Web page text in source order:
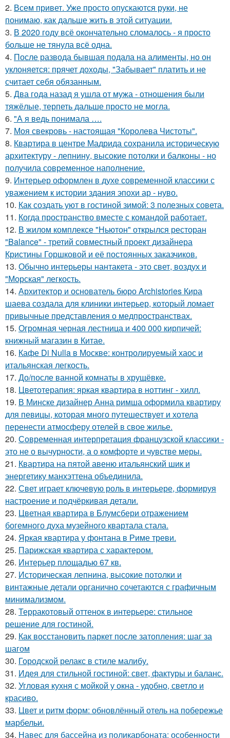
2. Всем привет. Уже просто опускаются руки, не
понимаю, как дальше жить в этой ситуации.
3. В 2020 году всё окончательно сломалось - я просто
больше не тянула всё одна.
4. После развода бывшая подала на алименты, но он
уклоняется: прячет доходы, "Забывает" платить и не
считает себя обязанным.
5. Два года назад я ушла от мужа - отношения были
тяжёлые, терпеть дальше просто не могла.
6. "А я ведь понимала ….
7. Моя свекровь - настоящая "Королева Чистоты".
8. Квартира в центре Мадрида сохранила историческую
архитектуру - лепнину, высокие потолки и балконы - но
получила современное наполнение.
9. Интерьер оформлен в духе современной классики с
уважением к истории здания эпохи ар - нуво.
10. Как создать уют в гостиной зимой: 3 полезных совета.
11. Когда пространство вместе с командой работает.
12. В жилом комплексе "Ньютон" открылся ресторан
"Balance" - третий совместный проект дизайнера
Кристины Горшковой и её постоянных заказчиков.
13. Обычно интерьеры нантакета - это свет, воздух и
"Морская" легкость.
14. Архитектор и основатель бюро Archistories Кира
шаева создала для клиники интерьер, который ломает
привычные представления о медпространствах.
15. Огромная черная лестница и 400 000 кирпичей:
книжный магазин в Китае.
16. Кафе Di Nulla в Москве: контролируемый хаос и
итальянская легкость.
17. До/после ванной комнаты в хрущёвке.
18. Цветотерапия: яркая квартира в ноттинг - хилл.
19. В Минске дизайнер Анна римша оформила квартиру
для певицы, которая много путешествует и хотела
перенести атмосферу отелей в свое жилье.
20. Современная интерпретация французской классики -
это не о вычурности, а о комфорте и чувстве меры.
21. Квартира на пятой авеню итальянский шик и
энергетику манхэттена объединила.
22. Свет играет ключевую роль в интерьере, формируя
настроение и подчёркивая детали.
23. Цветная квартира в Блумсбери отражением
богемного духа музейного квартала стала.
24. Яркая квартира у фонтана в Риме треви.
25. Парижская квартира с характером.
26. Интерьер площадью 67 кв.
27. Историческая лепнина, высокие потолки и
винтажные детали органично сочетаются с графичным
минимализмом.
28. Терракотовый оттенок в интерьере: стильное
решение для гостиной.
29. Как восстановить паркет после затопления: шаг за
шагом
30. Городской релакс в стиле малибу.
31. Идея для стильной гостиной: свет, фактуры и баланс.
32. Угловая кухня с мойкой у окна - удобно, светло и
красиво.
33. Цвет и ритм форм: обновлённый отель на побережье
марбельи.
34. Навес для бассейна из поликарбоната: особенности